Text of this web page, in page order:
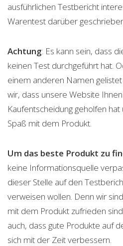
ausführlichen Testbericht
Warentest darüber
Achtung: Es kann sein, dass
keinen Test durchgeführt hat.
einem anderen Namen
wir, dass unsere Website
Kaufentscheidung geholfen
Spaß mit dem Produkt.
Um das beste Produkt zu
keine Informationsquelle
dieser Stelle auf den
verweisen wollen. Denn wir
mit dem Produkt zufrieden
auch, dass gute Produkte auf
sich mit der Zeit verbessern.